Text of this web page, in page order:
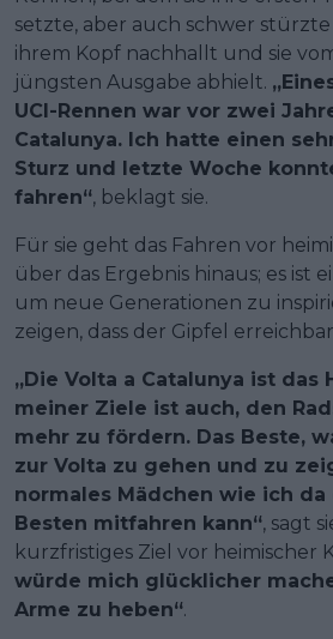
setzte, aber auch schwer stürzte
ihrem Kopf nachhallt und sie
jüngsten Ausgabe abhielt.
UCI-Rennen war vor zwei
Catalunya. Ich hatte einen
Sturz und letzte Woche
fahren“, beklagt sie.
Für sie geht das Fahren vor
über das Ergebnis hinaus; es ist
um neue Generationen zu
zeigen, dass der Gipfel
„Die Volta a Catalunya ist das
meiner Ziele ist auch, den
mehr zu fördern. Das Beste,
zur Volta zu gehen und zu
normales Mädchen wie ich
Besten mitfahren kann“, sagt
kurzfristiges Ziel vor heimischer
würde mich glücklicher
Arme zu heben“.